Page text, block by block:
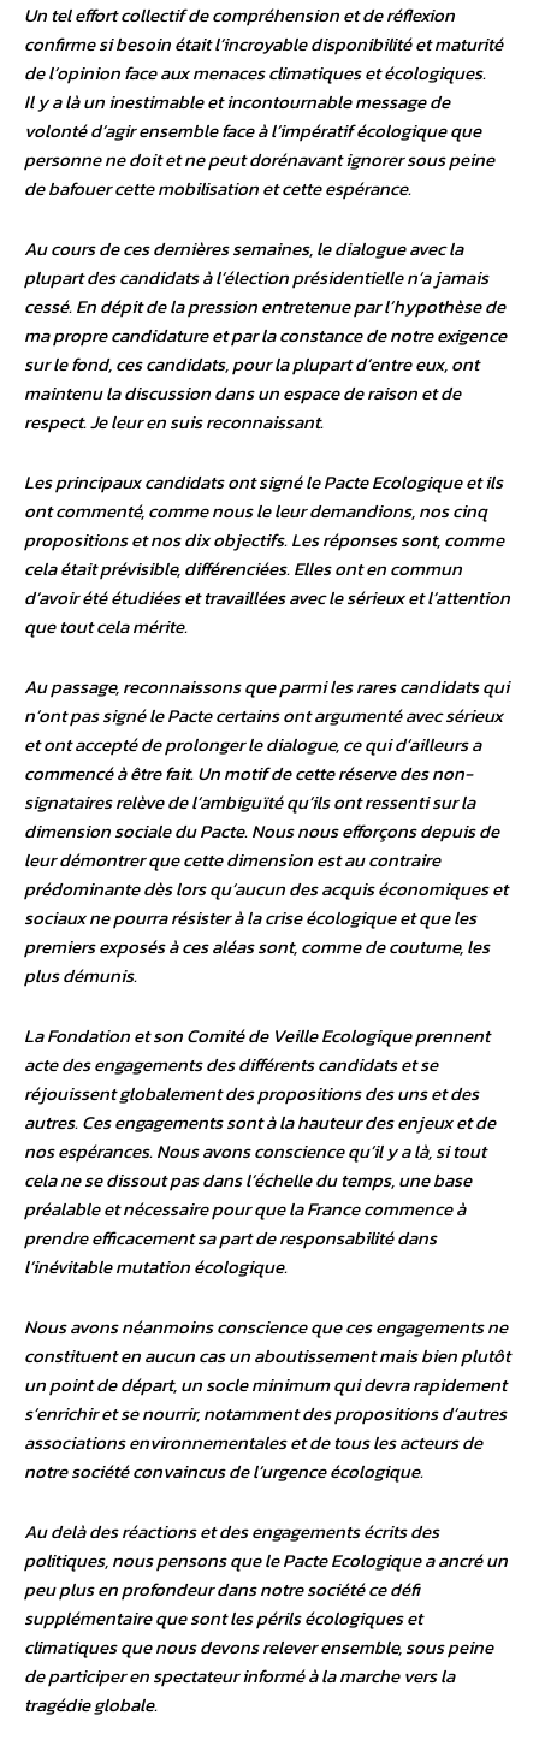
Un tel effort collectif de compréhension et de réflexion
confirme si besoin était l’incroyable disponibilité et maturité
de l’opinion face aux menaces climatiques et écologiques.
Il y a là un inestimable et incontournable message de
volonté d’agir ensemble face à l’impératif écologique que
personne ne doit et ne peut dorénavant ignorer sous peine
de bafouer cette mobilisation et cette espérance.
Au cours de ces dernières semaines, le dialogue avec la
plupart des candidats à l’élection présidentielle n’a jamais
cessé. En dépit de la pression entretenue par l’hypothèse de
ma propre candidature et par la constance de notre exigence
sur le fond, ces candidats, pour la plupart d’entre eux, ont
maintenu la discussion dans un espace de raison et de
respect. Je leur en suis reconnaissant.
Les principaux candidats ont signé le Pacte Ecologique et ils
ont commenté, comme nous le leur demandions, nos cinq
propositions et nos dix objectifs. Les réponses sont, comme
cela était prévisible, différenciées. Elles ont en commun
d’avoir été étudiées et travaillées avec le sérieux et l’attention
que tout cela mérite.
Au passage, reconnaissons que parmi les rares candidats qui
n’ont pas signé le Pacte certains ont argumenté avec sérieux
et ont accepté de prolonger le dialogue, ce qui d’ailleurs a
commencé à être fait. Un motif de cette réserve des non-
signataires relève de l’ambiguïté qu’ils ont ressenti sur la
dimension sociale du Pacte. Nous nous efforçons depuis de
leur démontrer que cette dimension est au contraire
prédominante dès lors qu’aucun des acquis économiques et
sociaux ne pourra résister à la crise écologique et que les
premiers exposés à ces aléas sont, comme de coutume, les
plus démunis.
La Fondation et son Comité de Veille Ecologique prennent
acte des engagements des différents candidats et se
réjouissent globalement des propositions des uns et des
autres. Ces engagements sont à la hauteur des enjeux et de
nos espérances. Nous avons conscience qu’il y a là, si tout
cela ne se dissout pas dans l’échelle du temps, une base
préalable et nécessaire pour que la France commence à
prendre efficacement sa part de responsabilité dans
l’inévitable mutation écologique.
Nous avons néanmoins conscience que ces engagements ne
constituent en aucun cas un aboutissement mais bien plutôt
un point de départ, un socle minimum qui devra rapidement
s’enrichir et se nourrir, notamment des propositions d’autres
associations environnementales et de tous les acteurs de
notre société convaincus de l’urgence écologique.
Au delà des réactions et des engagements écrits des
politiques, nous pensons que le Pacte Ecologique a ancré un
peu plus en profondeur dans notre société ce défi
supplémentaire que sont les périls écologiques et
climatiques que nous devons relever ensemble, sous peine
de participer en spectateur informé à la marche vers la
tragédie globale.